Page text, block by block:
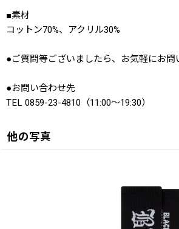
■素材
コットン70%、アクリル30%
●ご質問等ございましたら、お気軽にお問
●お問い合わせ先
TEL 0859-23-4810（11:00〜19:30）
他の写真